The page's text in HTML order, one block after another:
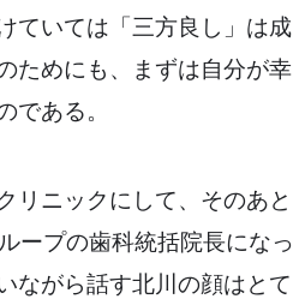
ていては「三方良し」は成
ためにも、まずは自分が幸
である。
リニックにして、そのあと
ープの歯科統括院長になっ
ながら話す北川の顔はとて